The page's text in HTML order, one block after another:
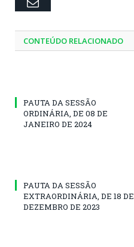
CONTEÚDO RELACIONADO
PAUTA DA SESSÃO
ORDINÁRIA, DE 08 DE
JANEIRO DE 2024
PAUTA DA SESSÃO
EXTRAORDINÁRIA, DE 18 DE
DEZEMBRO DE 2023